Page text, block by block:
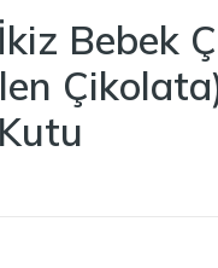
Bebek